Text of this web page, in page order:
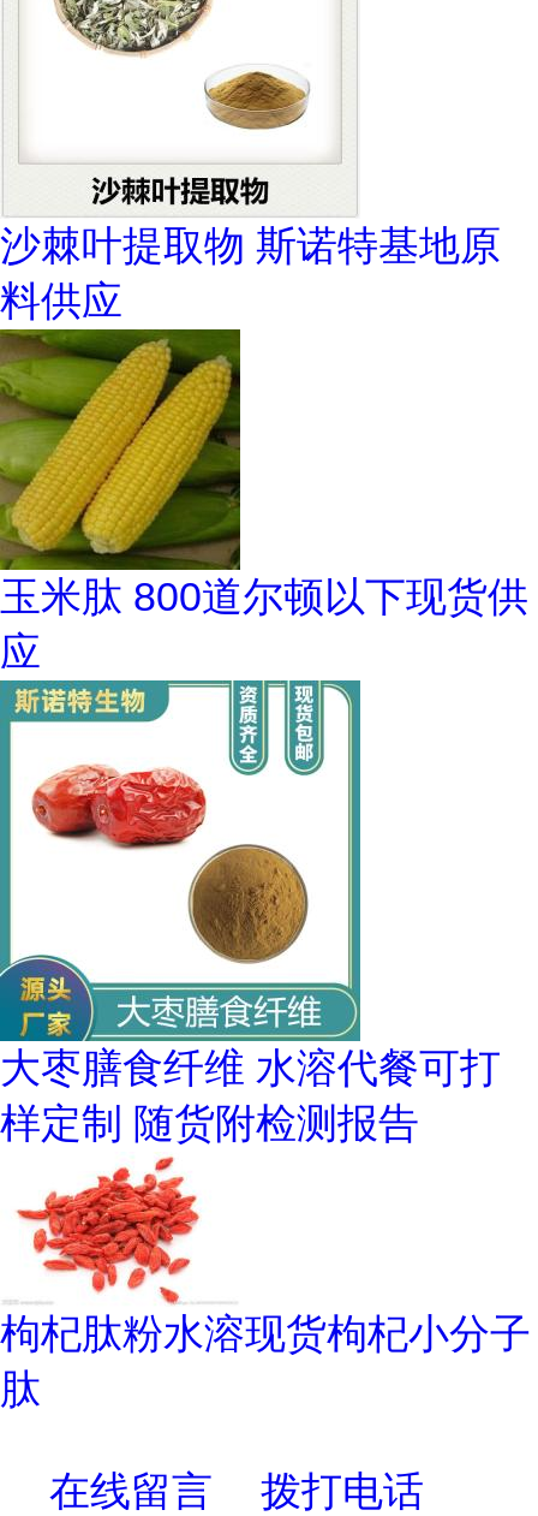
沙棘叶提取物 斯诺特基地原
料供应
玉米肽 800道尔顿以下现货供
应
大枣膳食纤维 水溶代餐可打
样定制 随货附检测报告
枸杞肽粉水溶现货枸杞小分子
肽
在线留言 拨打电话